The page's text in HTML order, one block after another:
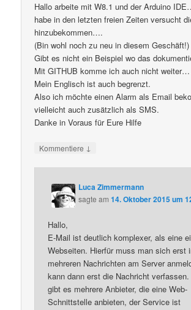
Hallo arbeite mit W8.1 und der Arduino
habe in den letzten freien Zeiten versucht
hinzubekommen….
(Bin wohl noch zu neu in diesem Geschäft!)
Gibt es nicht ein Beispiel wo das
Mit GITHUB komme ich auch nicht weiter…
Mein Englisch ist auch begrenzt.
Also ich möchte einen Alarm als Email
vielleicht auch zusätzlich als SMS.
Danke in Voraus für Eure Hilfe
Kommentiere ↓
Luca Zimmermann
sagte am14. Oktober 2015 um
Hallo,
E-Mail ist deutlich komplexer, als eine
Webseiten. Hierfür muss man sich erst
mehreren Nachrichten am Server
kann dann erst die Nachricht
gibt es mehrere Anbieter, die eine Web-
Schnittstelle anbieten, der Service ist